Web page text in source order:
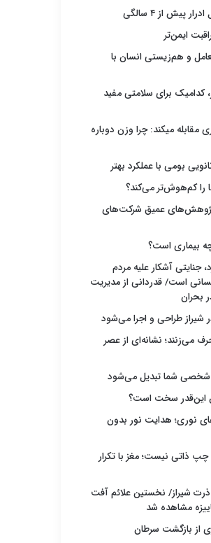
پیش از ۴ سالگی
ایمن‌تر
و هم‌زیستی انسان با
برای سلامتی مفید
مقابله میکند: چرا وزن دوباره
بومی با عملکرد بهتر
کم‌هوش‌تر می‌کند؟
پژوهش‌های عمیق شرکت‌های
بیماری است؟
جنایتی آشکار علیه مردم
است/ قدردانی از مدیریت
بحران
شیراز طراحی و اجرا می‌شود
می‌زنند؛ نشانه‌ای از عصر
شخصی شما تبدیل می‌شود
این‌قدر سخت است؟
نوری؛ هدایت نور بدون
ذاتی نیست؛ مغز با تکرار
ذرت شیراز/ نخستین علائم آفت
مشاهده شد
از بازگشت سرطان